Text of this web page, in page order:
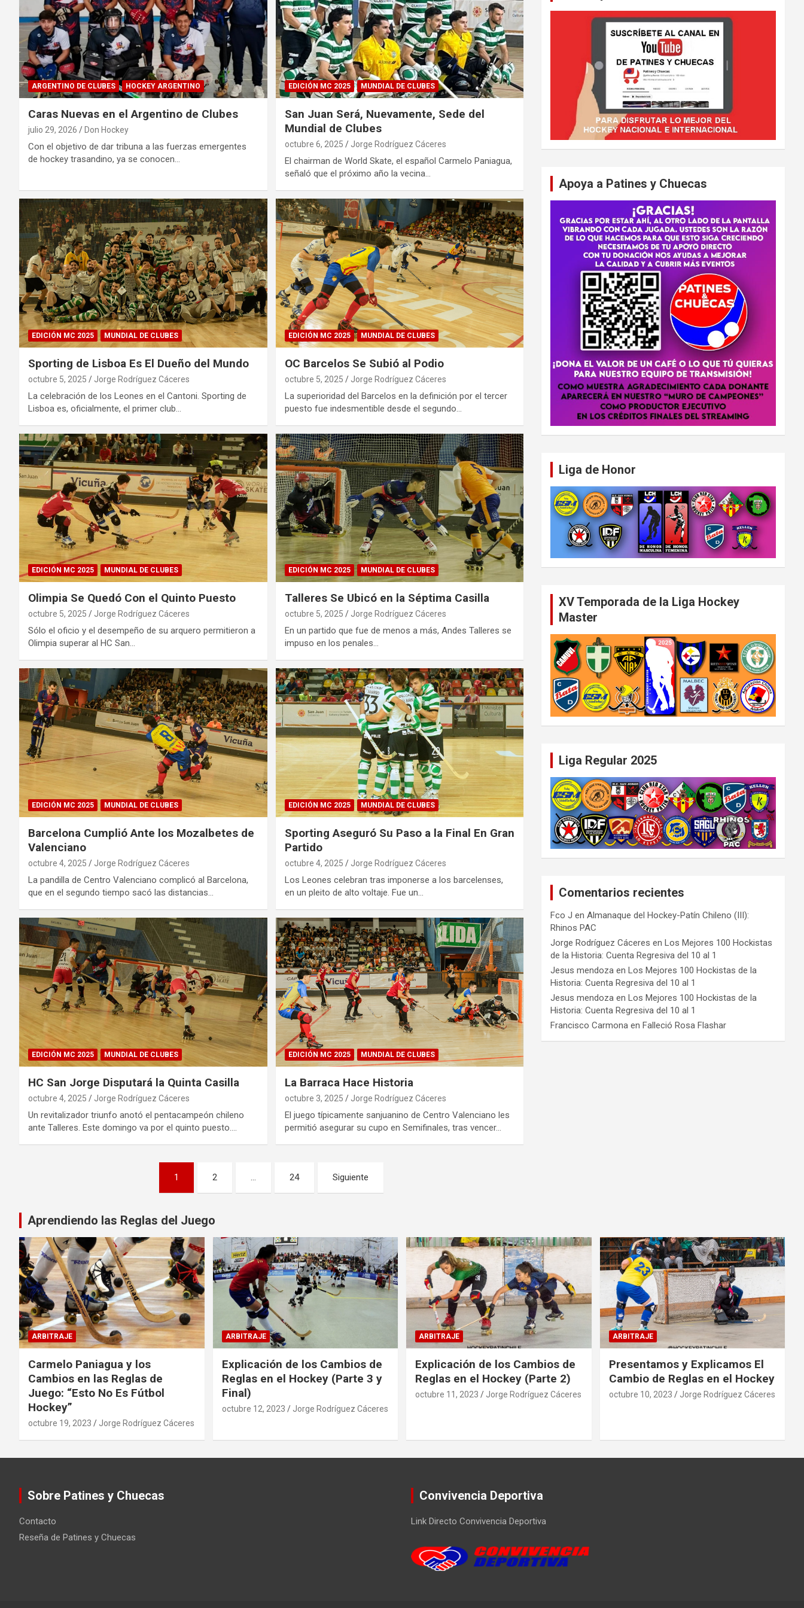
ARGENTINO DE CLUBES HOCKEY ARGENTINO
Caras Nuevas en el Argentino de Clubes
julio 29, 2026 Don Hockey
Con el objetivo de dar tribuna a las fuerzas emergentes
de hockey trasandino, ya se conocen…
EDICIÓN MC 2025 MUNDIAL DE CLUBES
San Juan Será, Nuevamente, Sede del
Mundial de Clubes
octubre 6, 2025 Jorge Rodríguez Cáceres
El chairman de World Skate, el español Carmelo Paniagua,
señaló que el próximo año la vecina…
EDICIÓN MC 2025 MUNDIAL DE CLUBES
Sporting de Lisboa Es El Dueño del Mundo
octubre 5, 2025 Jorge Rodríguez Cáceres
La celebración de los Leones en el Cantoni. Sporting de
Lisboa es, oficialmente, el primer club…
EDICIÓN MC 2025 MUNDIAL DE CLUBES
OC Barcelos Se Subió al Podio
octubre 5, 2025 Jorge Rodríguez Cáceres
La superioridad del Barcelos en la definición por el tercer
puesto fue indesmentible desde el segundo…
EDICIÓN MC 2025 MUNDIAL DE CLUBES
Olimpia Se Quedó Con el Quinto Puesto
octubre 5, 2025 Jorge Rodríguez Cáceres
Sólo el oficio y el desempeño de su arquero permitieron a
Olimpia superar al HC San…
EDICIÓN MC 2025 MUNDIAL DE CLUBES
Talleres Se Ubicó en la Séptima Casilla
octubre 5, 2025 Jorge Rodríguez Cáceres
En un partido que fue de menos a más, Andes Talleres se
impuso en los penales…
EDICIÓN MC 2025 MUNDIAL DE CLUBES
Barcelona Cumplió Ante los Mozalbetes de
Valenciano
octubre 4, 2025 Jorge Rodríguez Cáceres
La pandilla de Centro Valenciano complicó al Barcelona,
que en el segundo tiempo sacó las distancias…
EDICIÓN MC 2025 MUNDIAL DE CLUBES
Sporting Aseguró Su Paso a la Final En Gran
Partido
octubre 4, 2025 Jorge Rodríguez Cáceres
Los Leones celebran tras imponerse a los barcelenses,
en un pleito de alto voltaje. Fue un…
EDICIÓN MC 2025 MUNDIAL DE CLUBES
HC San Jorge Disputará la Quinta Casilla
octubre 4, 2025 Jorge Rodríguez Cáceres
Un revitalizador triunfo anotó el pentacampeón chileno
ante Talleres. Este domingo va por el quinto puesto.…
EDICIÓN MC 2025 MUNDIAL DE CLUBES
La Barraca Hace Historia
octubre 3, 2025 Jorge Rodríguez Cáceres
El juego típicamente sanjuanino de Centro Valenciano les
permitió asegurar su cupo en Semifinales, tras vencer…
entradas
1 2 … 24 Siguiente
Apoya a Patines y Chuecas
Liga de Honor
XV Temporada de la Liga Hockey
Master
Liga Regular 2025
Comentarios recientes
Fco J enAlmanaque del Hockey-Patín Chileno (III):
Rhinos PAC
Jorge Rodríguez Cáceres enLos Mejores 100 Hockistas
de la Historia: Cuenta Regresiva del 10 al 1
Jesus mendoza enLos Mejores 100 Hockistas de la
Historia: Cuenta Regresiva del 10 al 1
Jesus mendoza enLos Mejores 100 Hockistas de la
Historia: Cuenta Regresiva del 10 al 1
Francisco Carmona enFalleció Rosa Flashar
Aprendiendo las Reglas del Juego
ARBITRAJE
Carmelo Paniagua y los
Cambios en las Reglas de
Juego: “Esto No Es Fútbol
Hockey”
octubre 19, 2023 Jorge Rodríguez Cáceres
ARBITRAJE
Explicación de los Cambios de
Reglas en el Hockey (Parte 3 y
Final)
octubre 12, 2023 Jorge Rodríguez Cáceres
ARBITRAJE
Explicación de los Cambios de
Reglas en el Hockey (Parte 2)
octubre 11, 2023 Jorge Rodríguez Cáceres
ARBITRAJE
Presentamos y Explicamos El
Cambio de Reglas en el Hockey
octubre 10, 2023 Jorge Rodríguez Cáceres
Sobre Patines y Chuecas
Contacto
Reseña de Patines y Chuecas
Convivencia Deportiva
Link Directo Convivencia Deportiva